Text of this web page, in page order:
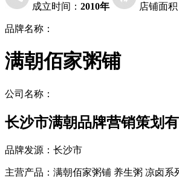
成立时间： 2010年 店铺面积
品牌名称：
满朝佰家粥铺
公司名称：
长沙市满朝品牌营销策划
品牌发源： 长沙市
主营产品： 满朝佰家粥铺 养生粥 凉卤系